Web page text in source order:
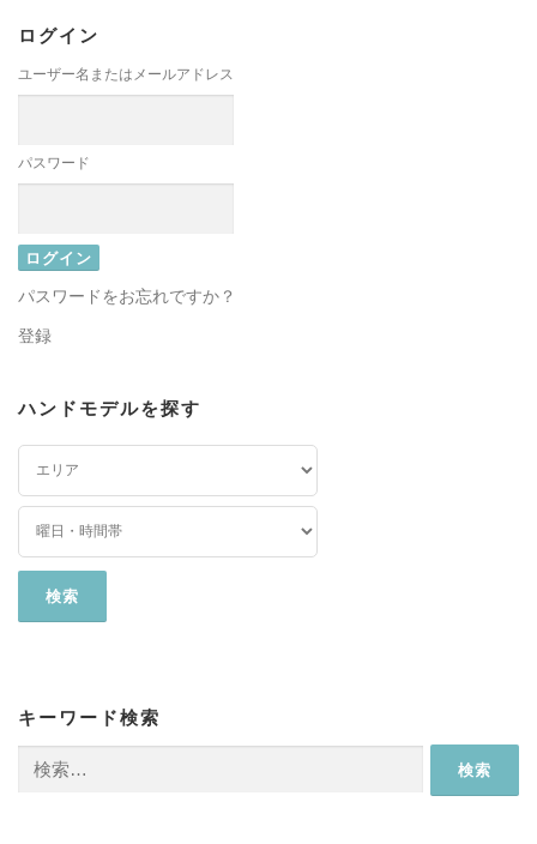
ログイン
ユーザー名またはメールアドレス
パスワード
パスワードをお忘れですか？
登録
ハンドモデルを探す
キーワード検索
索: